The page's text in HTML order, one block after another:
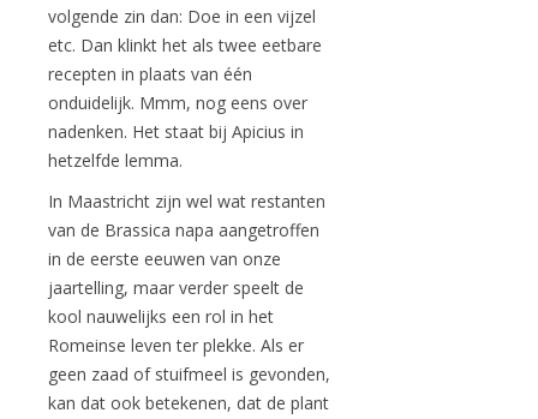
volgende zin dan: Doe in een vijzel
etc. Dan klinkt het als twee eetbare
recepten in plaats van één
onduidelijk. Mmm, nog eens over
nadenken. Het staat bij Apicius in
hetzelfde lemma.
In Maastricht zijn wel wat restanten
van de Brassica napa aangetroffen
in de eerste eeuwen van onze
jaartelling, maar verder speelt de
kool nauwelijks een rol in het
Romeinse leven ter plekke. Als er
geen zaad of stuifmeel is gevonden,
kan dat ook betekenen, dat de plant